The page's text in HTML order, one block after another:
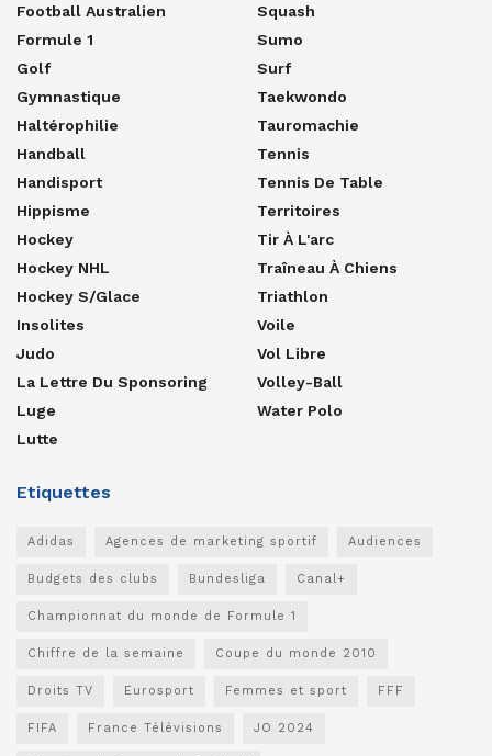
Football Australien
Formule 1
Golf
Gymnastique
Haltérophilie
Handball
Handisport
Hippisme
Hockey
Hockey NHL
Hockey S/glace
Insolites
Judo
La Lettre Du Sponsoring
Luge
Lutte
Squash
Sumo
Surf
Taekwondo
Tauromachie
Tennis
Tennis De Table
Territoires
Tir À L'arc
Traîneau À Chiens
Triathlon
Voile
Vol Libre
Volley-Ball
Water Polo
Etiquettes
Adidas Agences de marketing sportif Audiences
Budgets des clubs Bundesliga Canal+
Championnat du monde de Formule 1
Chiffre de la semaine Coupe du monde 2010
Droits TV Eurosport Femmes et sport FFF
FIFA France Télévisions JO 2024